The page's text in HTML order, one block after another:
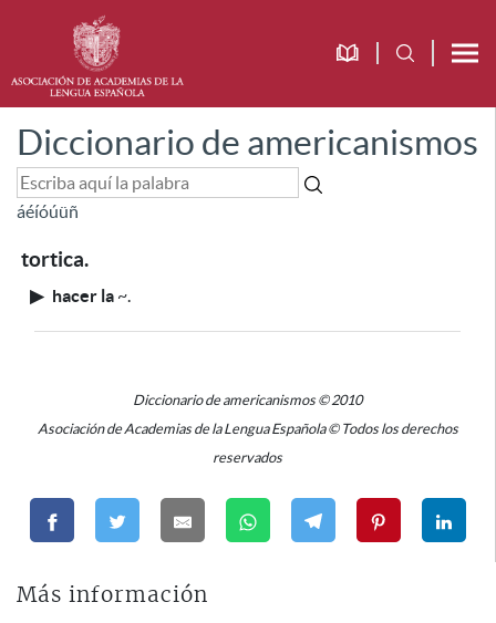
Diccionario de americanismos
áéíóúüñ
tortica.
▶ hacer la ~.
Diccionario de americanismos © 2010
Asociación de Academias de la Lengua Española © Todos los derechos
reservados
Más información